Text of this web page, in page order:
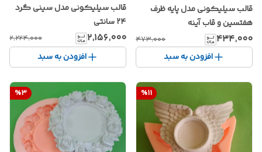
قالب سیلیکونی مدل پایه ظرف
هفتسین و قاب آینه
۴۳۴٬۰۰۰ ۴۷۳٬۰۰۰
افزودن به سبد
قالب سیلیکونی مدل سینی گرد
۲۴ سانتی
۲٬۱۵۶٬۰۰۰ ۲٬۲۲۴٬۰۰۰
افزودن به سبد
%11
%3